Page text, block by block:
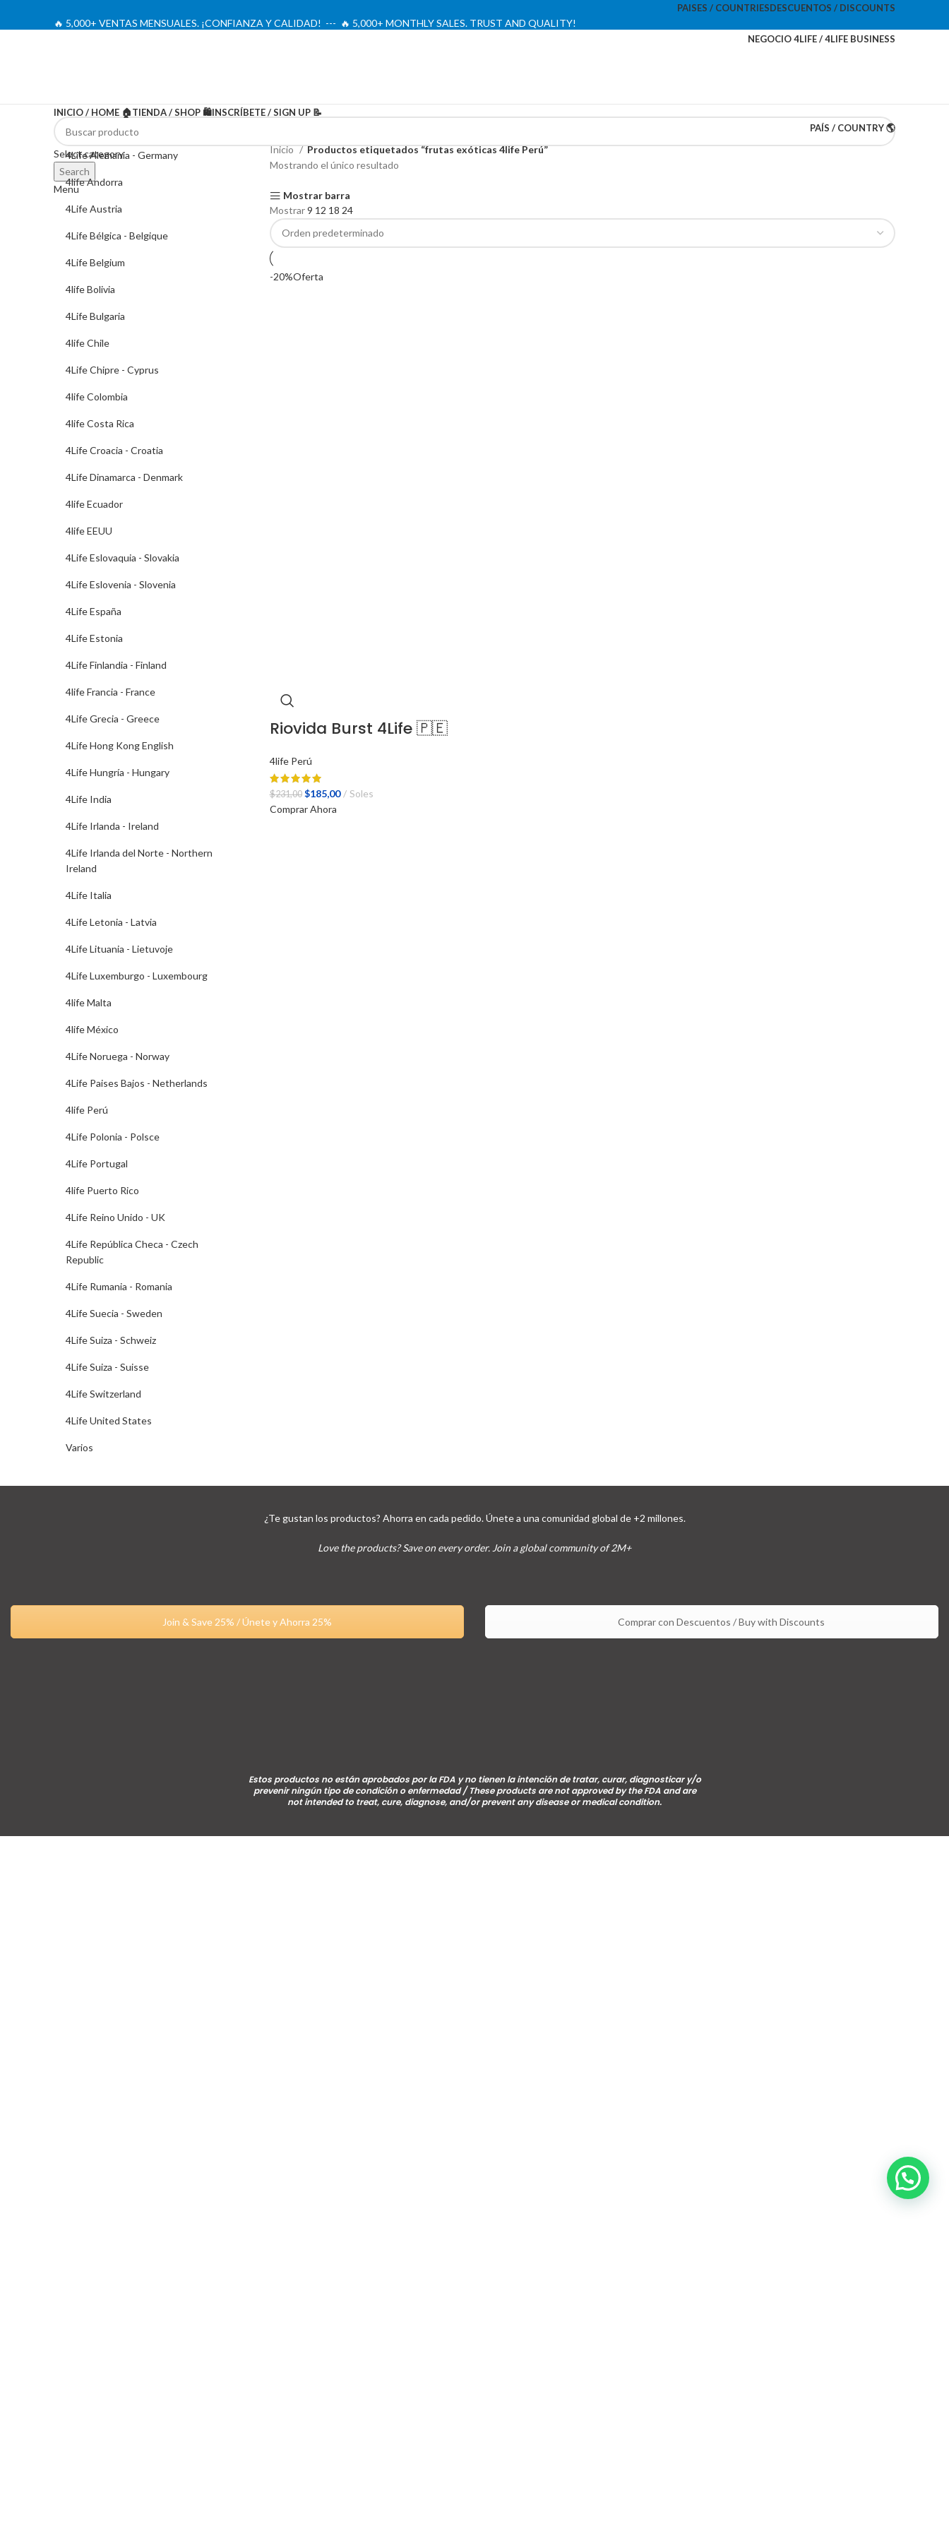
PAISES / COUNTRIESDESCUENTOS / DISCOUNTS
🔥 5,000+ VENTAS MENSUALES. ¡CONFIANZA Y CALIDAD! --- 🔥 5,000+ MONTHLY SALES. TRUST AND QUALITY!
NEGOCIO 4LIFE / 4LIFE BUSINESS
Select category
Search
Menu
INICIO / HOME 🏠TIENDA / SHOP 🛍️INSCRÍBETE / SIGN UP 📝
PAÍS / COUNTRY 🌎
4Life Alemania - Germany
4life Andorra
4Life Austria
4Life Bélgica - Belgique
4Life Belgium
4life Bolivia
4Life Bulgaria
4life Chile
4Life Chipre - Cyprus
4life Colombia
4life Costa Rica
4Life Croacia - Croatia
4Life Dinamarca - Denmark
4life Ecuador
4life EEUU
4Life Eslovaquia - Slovakia
4Life Eslovenia - Slovenia
4Life España
4Life Estonia
4Life Finlandia - Finland
4life Francia - France
4Life Grecia - Greece
4Life Hong Kong English
4Life Hungría - Hungary
4Life India
4Life Irlanda - Ireland
4Life Irlanda del Norte - Northern
Ireland
4Life Italia
4Life Letonia - Latvia
4Life Lituania - Lietuvoje
4Life Luxemburgo - Luxembourg
4life Malta
4life México
4Life Noruega - Norway
4Life Paises Bajos - Netherlands
4life Perú
4Life Polonia - Polsce
4Life Portugal
4life Puerto Rico
4Life Reino Unido - UK
4Life República Checa - Czech
Republic
4Life Rumania - Romania
4Life Suecia - Sweden
4Life Suiza - Schweiz
4Life Suiza - Suisse
4Life Switzerland
4Life United States
Varios
Inicio
Productos etiquetados “frutas exóticas 4life Perú”
Mostrando el único resultado
Mostrar barra
Mostrar9 12 18 24
-20%Oferta
Riovida Burst 4Life 🇵🇪
4life Perú
$231,00 El
precio
$185,00El Soles
Comprar Ahora
¿Te gustan los productos? Ahorra en cada pedido. Únete a una comunidad global de +2 millones.
Love the products? Save on every order. Join a global community of 2M+
Join & Save 25% / Únete y Ahorra 25% Comprar con Descuentos / Buy with Discounts
Estos productos no están aprobados por la FDA y no tienen la intención de tratar, curar, diagnosticar y/o
prevenir ningún tipo de condición o enfermedad / These products are not approved by the FDA and are
not intended to treat, cure, diagnose, and/or prevent any disease or medical condition.
4Life Distribuidor Internacional